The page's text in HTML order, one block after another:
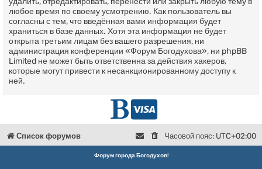
любое время по своему усмотрению. Как пользователь вы
согласны с тем, что введённая вами информация будет
храниться в базе данных. Хотя эта информация не будет
открыта третьим лицам без вашего разрешения, ни
администрация конференции «Форум Богодухова», ни phpBB
Limited не может быть ответственна за действия хакеров,
которые могут привести к несанкционированному доступу к
ней.
Г
в
D
o
n
Список форумов Часовой пояс: UTC+02:00
Форум города Богодухов!